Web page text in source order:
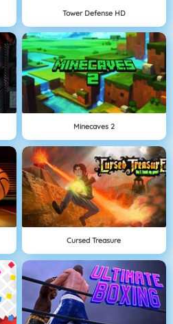
Tower Defense HD
Minecaves 2
Cursed Treasure